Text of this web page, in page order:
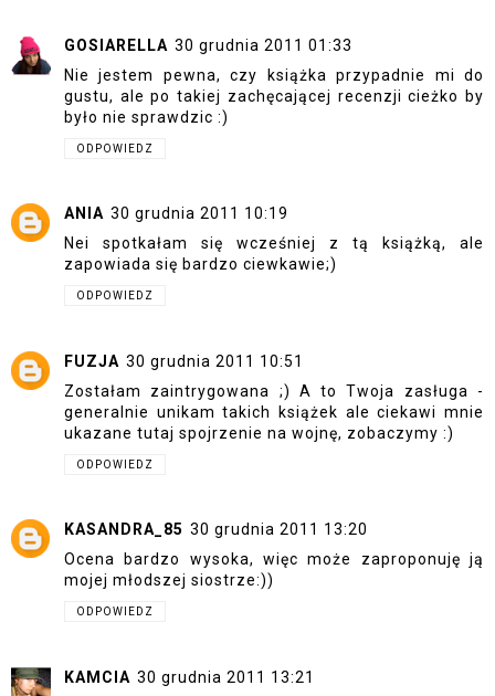
GOSIARELLA 30 grudnia 2011 01:33
Nie jestem pewna, czy książka przypadnie mi do
gustu, ale po takiej zachęcającej recenzji cieżko by
było nie sprawdzic :)
ODPOWIEDZ
ANIA 30 grudnia 2011 10:19
Nei spotkałam się wcześniej z tą książką, ale
zapowiada się bardzo ciewkawie;)
ODPOWIEDZ
FUZJA 30 grudnia 2011 10:51
Zostałam zaintrygowana ;) A to Twoja zasługa -
generalnie unikam takich książek ale ciekawi mnie
ukazane tutaj spojrzenie na wojnę, zobaczymy :)
ODPOWIEDZ
KASANDRA_85 30 grudnia 2011 13:20
Ocena bardzo wysoka, więc może zaproponuję ją
mojej młodszej siostrze:))
ODPOWIEDZ
KAMCIA 30 grudnia 2011 13:21